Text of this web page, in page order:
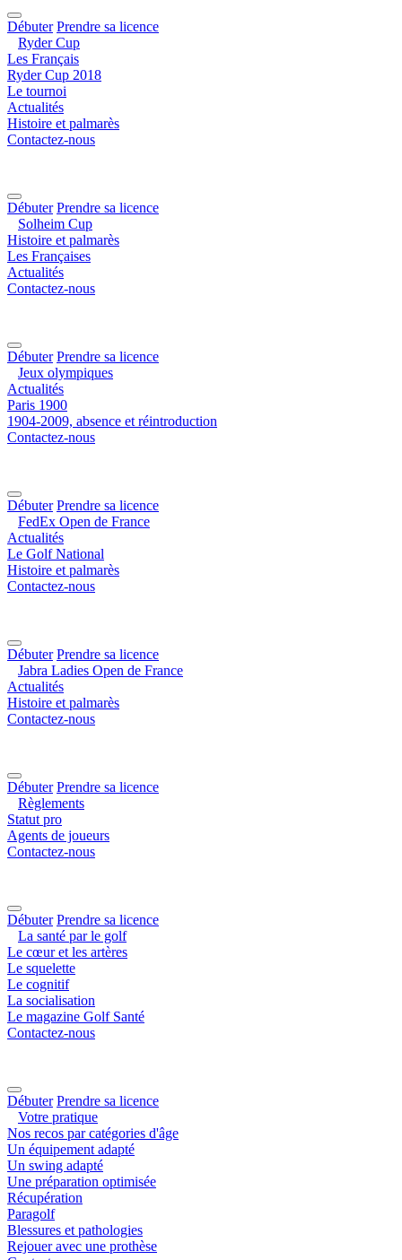
Débuter Prendre sa licence
Ryder Cup
Les Français
Ryder Cup 2018
Le tournoi
Actualités
Histoire et palmarès
Contactez-nous
Débuter Prendre sa licence
Solheim Cup
Histoire et palmarès
Les Françaises
Actualités
Contactez-nous
Débuter Prendre sa licence
Jeux olympiques
Actualités
Paris 1900
1904-2009, absence et réintroduction
Contactez-nous
Débuter Prendre sa licence
FedEx Open de France
Actualités
Le Golf National
Histoire et palmarès
Contactez-nous
Débuter Prendre sa licence
Jabra Ladies Open de France
Actualités
Histoire et palmarès
Contactez-nous
Débuter Prendre sa licence
Règlements
Statut pro
Agents de joueurs
Contactez-nous
Débuter Prendre sa licence
La santé par le golf
Le cœur et les artères
Le squelette
Le cognitif
La socialisation
Le magazine Golf Santé
Contactez-nous
Débuter Prendre sa licence
Votre pratique
Nos recos par catégories d'âge
Un équipement adapté
Un swing adapté
Une préparation optimisée
Récupération
Paragolf
Blessures et pathologies
Rejouer avec une prothèse